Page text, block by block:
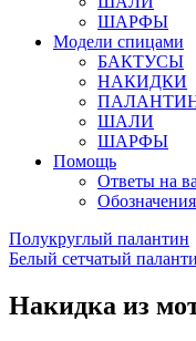
ШАРФЫ
Модели спицами
БАКТУСЫ
НАКИДКИ
ШАЛИ
ШАРФЫ
Помощь
Ответы на
Полукруглый палантин
Белый сетчатый
Накидка из